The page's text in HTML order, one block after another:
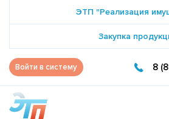
ЭТП "Реализация
Закупка
Войти в систему 8